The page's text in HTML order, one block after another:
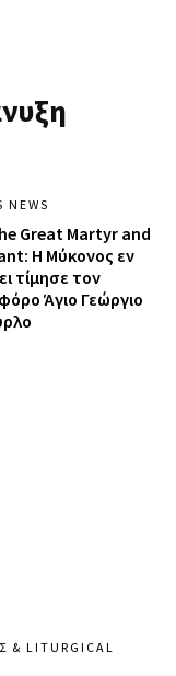
NEWS
Great Martyr and
Η Μύκονος εν
τίμησε τον
Άγιο Γεώργιο
LITURGICAL